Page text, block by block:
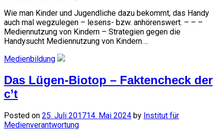
Wie man Kinder und Jugendliche dazu bekommt, das Handy
auch mal wegzulegen – lesens- bzw. anhörenswert. – – –
Mediennutzung von Kindern – Strategien gegen die
Handysucht Mediennutzung von Kindern….
Medienbildung
Das Lügen-Biotop – Faktencheck der
c’t
Posted on 25. Juli 201714. Mai 2024 by Institut für
Medienverantwortung